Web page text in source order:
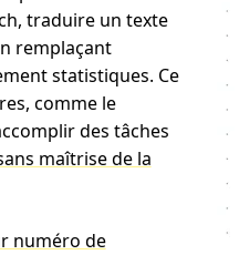
traduire un texte
remplaçant
statistiques. Ce
comme le
des tâches
maîtrise de la
numéro de